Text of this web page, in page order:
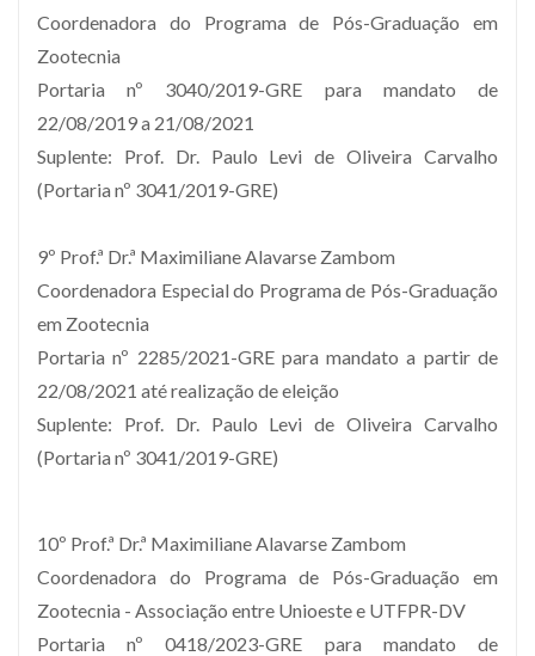
Coordenadora do Programa de Pós-Graduação em
Zootecnia
Portaria nº 3040/2019-GRE para mandato de
22/08/2019 a 21/08/2021
Suplente: Prof. Dr. Paulo Levi de Oliveira Carvalho
(Portaria nº 3041/2019-GRE)
9º Prof.ª Dr.ª Maximiliane Alavarse Zambom
Coordenadora Especial do Programa de Pós-Graduação
em Zootecnia
Portaria nº 2285/2021-GRE para mandato a partir de
22/08/2021 até realização de eleição
Suplente: Prof. Dr. Paulo Levi de Oliveira Carvalho
(Portaria nº 3041/2019-GRE)
10º Prof.ª Dr.ª Maximiliane Alavarse Zambom
Coordenadora do Programa de Pós-Graduação em
Zootecnia - Associação entre Unioeste e UTFPR-DV
Portaria nº 0418/2023-GRE para mandato de